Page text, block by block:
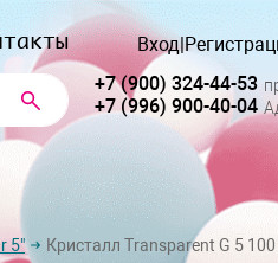
Вход|
+7 (900) 324-44-53
+7 (996) 900-40-04
5" Кристалл Transparent G 5